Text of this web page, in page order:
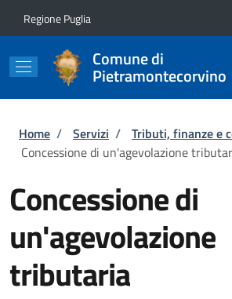
Regione Puglia
Comune di
Pietramontecorvino
Briciole di pane
Home / Servizi / Tributi, finanze e
Concessione di un'agevolazione
Concessione di
un'agevolazione
tributaria